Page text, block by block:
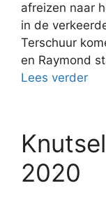
afreizen naar
in de
Terschuur
en Raymond
Lees verder
2020